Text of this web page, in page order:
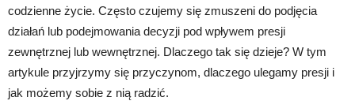
codzienne życie. Często czujemy się zmuszeni do podjęcia
działań lub podejmowania decyzji pod wpływem presji
zewnętrznej lub wewnętrznej. Dlaczego tak się dzieje? W tym
artykule przyjrzymy się przyczynom, dlaczego ulegamy presji i
jak możemy sobie z nią radzić.